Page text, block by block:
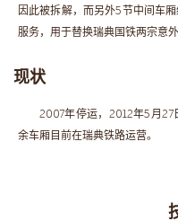
因此被拆解，而另外5节中间车
服务，用于替换瑞典国铁两宗意
现状
2007年停运，2012年5月
余车厢目前在瑞典铁路运营。